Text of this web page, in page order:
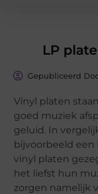
LP
Gepubliceerd
Vinyl platen
goed muziek
geluid. In
bijvoorbeeld een
vinyl platen
het liefst hun
zorgen namelijk